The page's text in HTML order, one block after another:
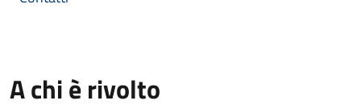
A chi è rivolto